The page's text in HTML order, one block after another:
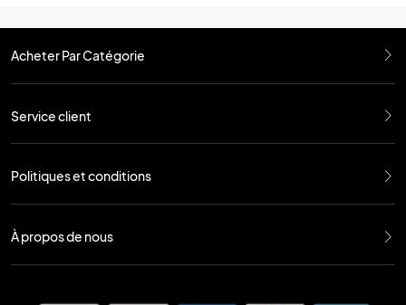
Acheter Par Catégorie
Service client
Politiques et conditions
À propos de nous